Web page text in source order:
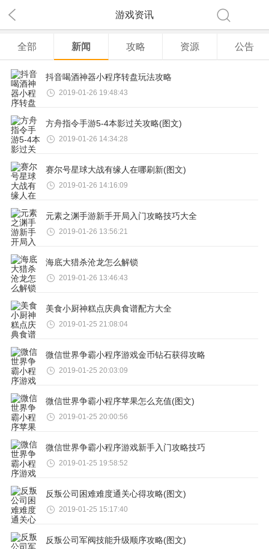
游戏资讯
全部 新闻 攻略 资源 公告
抖音喝酒神器小程序转盘玩法攻略
2019-01-26 19:48:43
方舟指令手游5-4本影过关攻略(图文)
2019-01-26 14:34:28
赛尔号星球大战有缘人在哪刷新(图文)
2019-01-26 14:16:09
元素之渊手游新手开局入门攻略技巧大全
2019-01-26 13:56:21
海底大猎杀沧龙怎么解锁
2019-01-26 13:46:43
美食小厨神糕点庆典食谱配方大全
2019-01-25 21:08:04
微信世界争霸小程序游戏金币钻石获得攻略
2019-01-25 20:03:09
微信世界争霸小程序苹果怎么充值(图文)
2019-01-25 20:00:56
微信世界争霸小程序游戏新手入门攻略技巧
2019-01-25 19:58:52
反叛公司困难难度通关心得攻略(图文)
2019-01-25 15:17:40
反叛公司军阀技能升级顺序攻略(图文)